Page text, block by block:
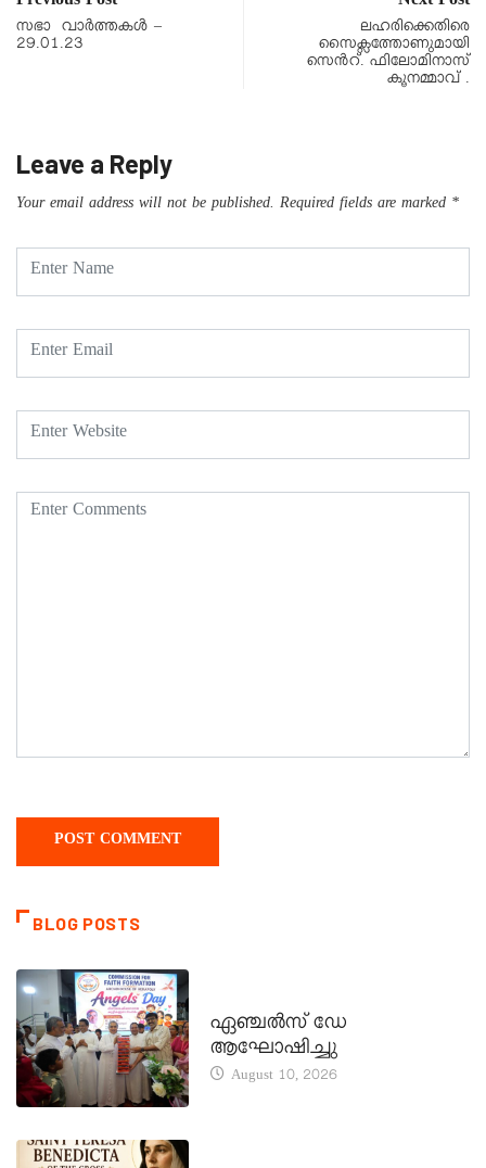
സഭാ വാർത്തകൾ –
29.01.23
ലഹരിക്കെതിരെ
സൈക്ലത്തോണുമായി
സെൻറ്. ഫിലോമിനാസ്
കൂനമ്മാവ് .
Leave a Reply
Your email address will not be published. Required fields are marked *
BLOG POSTS
ഏഞ്ചൽസ് ഡേ
ആഘോഷിച്ചു
August 10, 2026